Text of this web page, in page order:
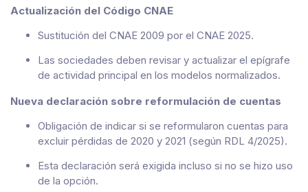
Actualización del Código CNAE
Sustitución del CNAE 2009 por el CNAE 2025.
Las sociedades deben revisar y actualizar el epígrafe
de actividad principal en los modelos normalizados.
Nueva declaración sobre reformulación de cuentas
Obligación de indicar si se reformularon cuentas para
excluir pérdidas de 2020 y 2021 (según RDL 4/2025).
Esta declaración será exigida incluso si no se hizo uso
de la opción.